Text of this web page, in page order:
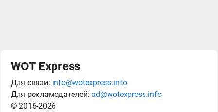
WOT Express
Для связи: info@wotexpress.info
Для рекламодателей: ad@wotexpress.info
© 2016-2026